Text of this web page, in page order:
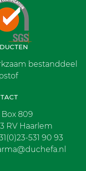
bestanddeel
Box 809
RV Haarlem
531 90 93